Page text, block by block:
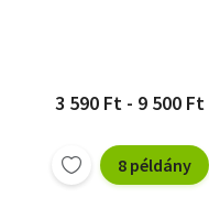
3 590 Ft - 9 500 Ft
8 példány